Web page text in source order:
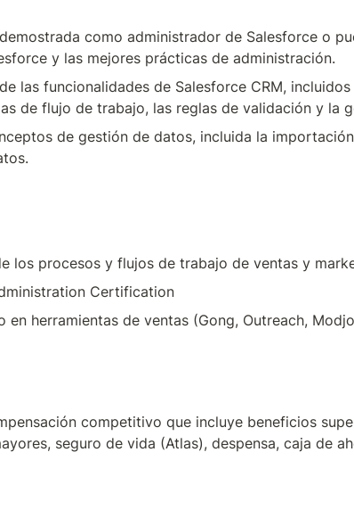
y las mejores prácticas de administración.
las funcionalidades de Salesforce CRM,
de flujo de trabajo, las reglas de validación y la
de gestión de datos, incluida la
los procesos y flujos de trabajo de ventas y
Certification
en herramientas de ventas (Gong, Outreach,
competitivo que incluye beneficios
seguro de vida (Atlas), despensa, caja de